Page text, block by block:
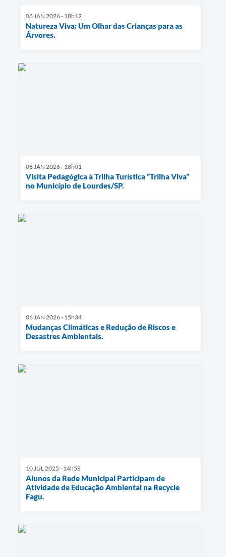
08 JAN 2026 - 18h12
Natureza Viva: Um Olhar das Crianças para as
Árvores.
08 JAN 2026 - 18h01
Visita Pedagógica à Trilha Turística “Trilha Viva”
no Município de Lourdes/SP.
06 JAN 2026 - 15h34
Mudanças Climáticas e Redução de Riscos e
Desastres Ambientais.
10 JUL 2025 - 14h58
Alunos da Rede Municipal Participam de
Atividade de Educação Ambiental na Recycle
Fagu.